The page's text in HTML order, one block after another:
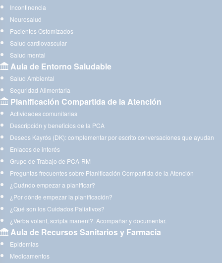
Incontinencia
Neurosalud
Pacientes Ostomizados
Salud cardiovascular
Salud mental
Aula de Entorno Saludable
Salud Ambiental
Seguridad Alimentaria
Planificación Compartida de la Atención
Actividades comunitarias
Descripción y beneficios de la PCA
Deseos Kayrós (DK): complementar por escrito conversaciones que ayudan
Enlaces de interés
Grupo de Trabajo de PCA-RM
Preguntas frecuentes sobre Planificación Compartida de la Atención
¿Cuándo empezar a planificar?
¿Por dónde empezar la planificación?
¿Qué son los Cuidados Paliativos?
¿Verba volant, scripta manent?. Acompañar y documentar.
Aula de Recursos Sanitarios y Farmacia
Epidemias
Medicamentos